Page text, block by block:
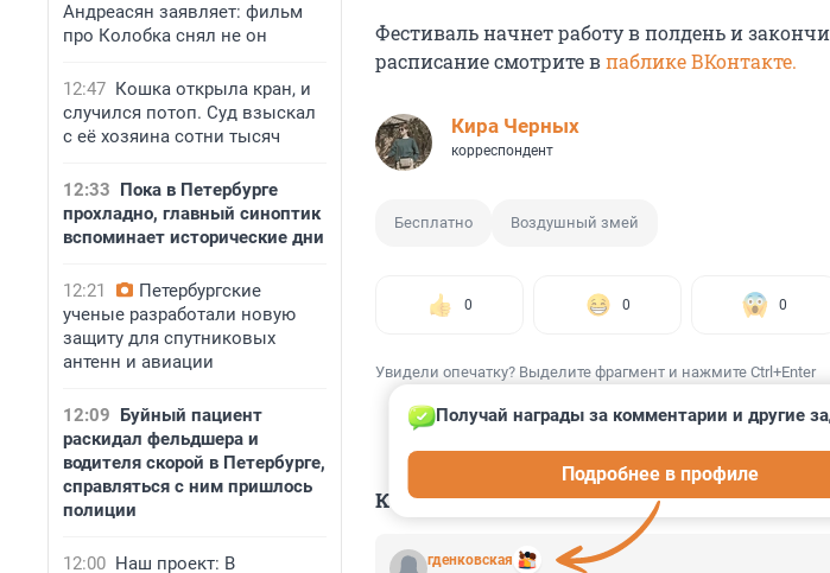
Андреасян заявляет: фильм
про Колобка снял не он
12:47 Кошка открыла кран, и
случился потоп. Суд взыскал
с её хозяина сотни тысяч
12:33 Пока в Петербурге
прохладно, главный синоптик
вспоминает исторические дни
12:21
Петербургские
ученые разработали новую
защиту для спутниковых
антенн и авиации
12:09 Буйный пациент
раскидал фельдшера и
водителя скорой в Петербурге,
справляться с ним пришлось
полиции
12:00 Наш проект: В
Фестиваль начнет работу в полдень и
расписание смотрите впаблике ВКонтакте.
Кира Черных
корреспондент
Бесплатно Воздушный змей
0 0 0
Увидели опечатку? Выделите фрагмент и нажмите Ctrl+Enter
КОММЕНТАРИИ 2
гденковская
Получай награды за комментарии и другие
Подробнее в профиле